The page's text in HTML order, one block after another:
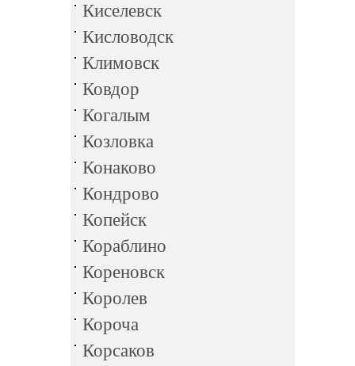
Киселевск
Кисловодск
Климовск
Ковдор
Когалым
Козловка
Конаково
Кондрово
Копейск
Кораблино
Кореновск
Королев
Короча
Корсаков